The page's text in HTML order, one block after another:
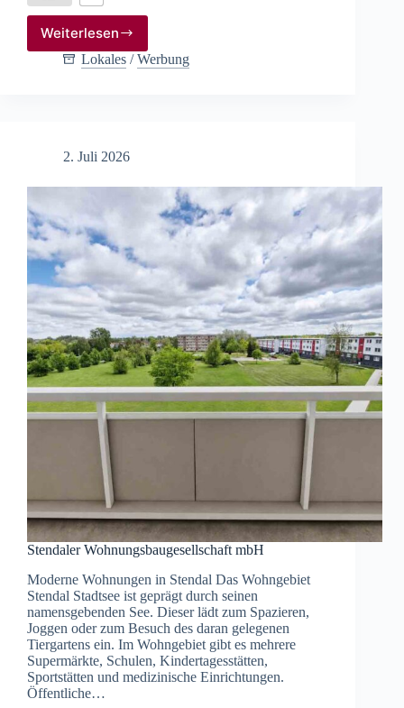
Weiterlesen
Steinedal:
Lernen,
Lokales /Werbung
2. Juli 2026
Stendaler Wohnungsbaugesellschaft mbH
Moderne Wohnungen in Stendal Das Wohngebiet
Stendal Stadtsee ist geprägt durch seinen
namensgebenden See. Dieser lädt zum Spazieren,
Joggen oder zum Besuch des daran gelegenen
Tiergartens ein. Im Wohngebiet gibt es mehrere
Supermärkte, Schulen, Kindertagesstätten,
Sportstätten und medizinische Einrichtungen.
Öffentliche…